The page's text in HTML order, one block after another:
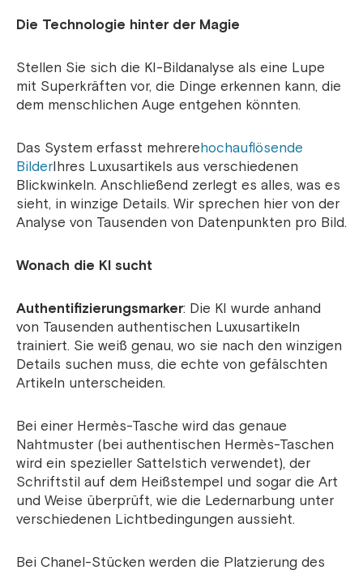
Die Technologie hinter der Magie
Stellen Sie sich die KI-Bildanalyse als eine Lupe
mit Superkräften vor, die Dinge erkennen kann, die
dem menschlichen Auge entgehen könnten.
Das System erfasst mehrerehochauflösende
BilderIhres Luxusartikels aus verschiedenen
Blickwinkeln. Anschließend zerlegt es alles, was es
sieht, in winzige Details. Wir sprechen hier von der
Analyse von Tausenden von Datenpunkten pro Bild.
Wonach die KI sucht
Authentifizierungsmarker: Die KI wurde anhand
von Tausenden authentischen Luxusartikeln
trainiert. Sie weiß genau, wo sie nach den winzigen
Details suchen muss, die echte von gefälschten
Artikeln unterscheiden.
Bei einer Hermès-Tasche wird das genaue
Nahtmuster (bei authentischen Hermès-Taschen
wird ein spezieller Sattelstich verwendet), der
Schriftstil auf dem Heißstempel und sogar die Art
und Weise überprüft, wie die Ledernarbung unter
verschiedenen Lichtbedingungen aussieht.
Bei Chanel-Stücken werden die Platzierung des